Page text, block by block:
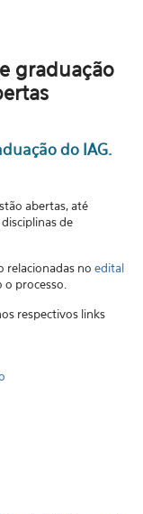
graduação
do IAG.
abertas, até
de
relacionadas no edital
processo.
respectivos links